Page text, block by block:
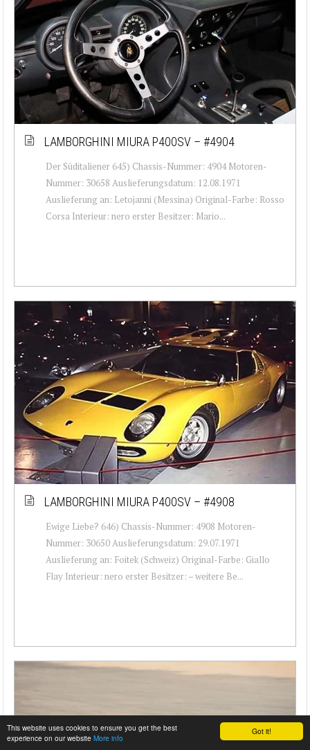
Got it!
This website uses cookies to ensure you get the best
experience on our website More info
LAMBORGHINI MIURA P400SV – #4904
Der Süditaliener 645) Chassis-Nummer: 4904 Motoren-
Nummer: 30658 Auslieferungsdatum: 12.08.1971
Auslieferung an: Letojanni (Messina) Original-Farbe: Rosso
Corsa Interieur: nero erster Besitzer: Mario...
LAMBORGHINI MIURA P400SV – #4908
Ewige Liebe? 646) Chassis-Nummer: 4908 Motoren-
Nummer: 30650 Auslieferungsdatum: 29.07.1971
Auslieferung an: Foitek (Schweiz) Original-Farbe: Giallo
Flay Interieur: nero erster Besitzer: – weitere Be...